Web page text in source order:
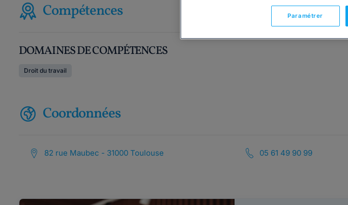
Compétences
DOMAINES DE COMPÉTENCES
Droit du travail
Coordonnées
82 rue Maubec - 31000 Toulouse 05 61 49 90 99
Paramétrer